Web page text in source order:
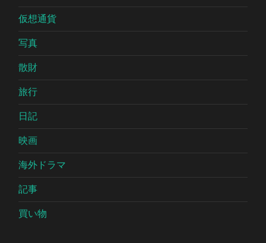
仮想通貨
写真
散財
旅行
日記
映画
海外ドラマ
記事
買い物